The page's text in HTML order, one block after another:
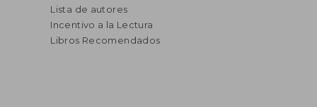
45%
dcto. $ 42.24
Lista de autores
Incentivo a la Lectura
Libros Recomendados